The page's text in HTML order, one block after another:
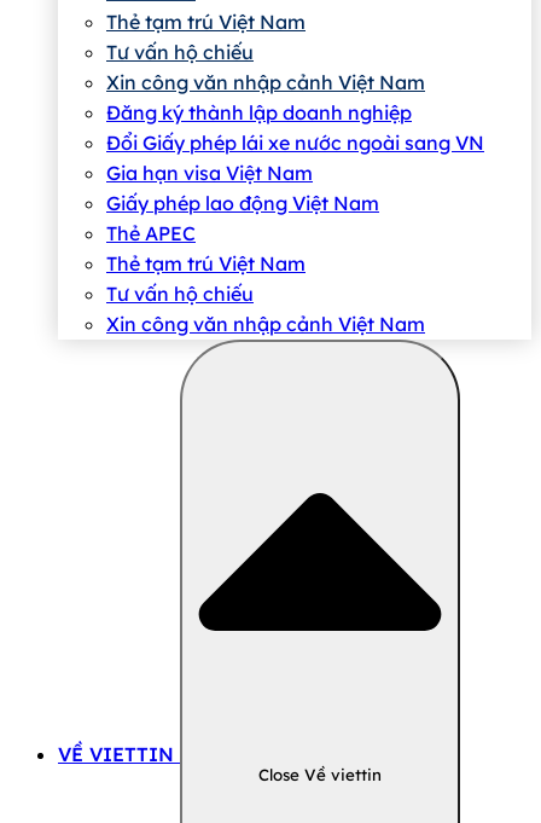
Thẻ tạm trú Việt Nam
Tư vấn hộ chiếu
Xin công văn nhập cảnh Việt Nam
Đăng ký thành lập doanh nghiệp
Đổi Giấy phép lái xe nước ngoài sang VN
Gia hạn visa Việt Nam
Giấy phép lao động Việt Nam
Thẻ APEC
Thẻ tạm trú Việt Nam
Tư vấn hộ chiếu
Xin công văn nhập cảnh Việt Nam
VỀ VIETTIN
Close Về viettin